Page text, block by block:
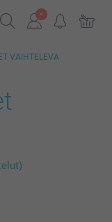
VAIHTELEVA